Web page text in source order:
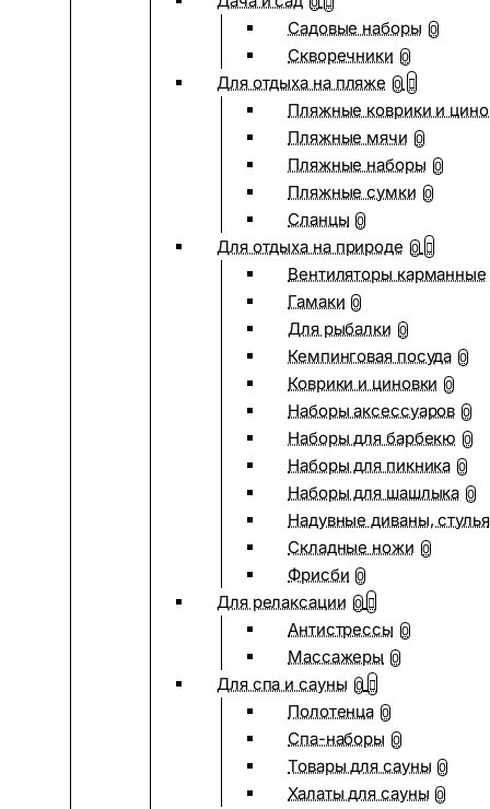
Садовые наборы 0
Скворечники 0
Для отдыха на пляже 0
Пляжные коврики и
Пляжные мячи 0
Пляжные наборы 0
Пляжные сумки 0
Сланцы 0
Для отдыха на природе 0
Вентиляторы карманные
Гамаки 0
Для рыбалки 0
Кемпинговая посуда 0
Коврики и циновки 0
Наборы аксессуаров 0
Наборы для барбекю 0
Наборы для пикника 0
Наборы для шашлыка 0
Надувные диваны, стулья
Складные ножи 0
Фрисби 0
Для релаксации 0
Антистрессы 0
Массажеры 0
Для спа и сауны 0
Полотенца 0
Спа-наборы 0
Товары для сауны 0
Халаты для сауны 0